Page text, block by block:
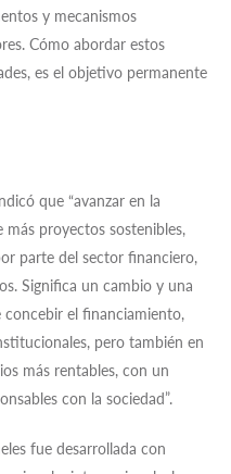
y mecanismos
Cómo abordar estos
es el objetivo permanente
que “avanzar en la
proyectos sostenibles,
parte del sector financiero,
Significa un cambio y una
concebir el financiamiento,
pero también en
más rentables, con un
con la sociedad”.
fue desarrollada con